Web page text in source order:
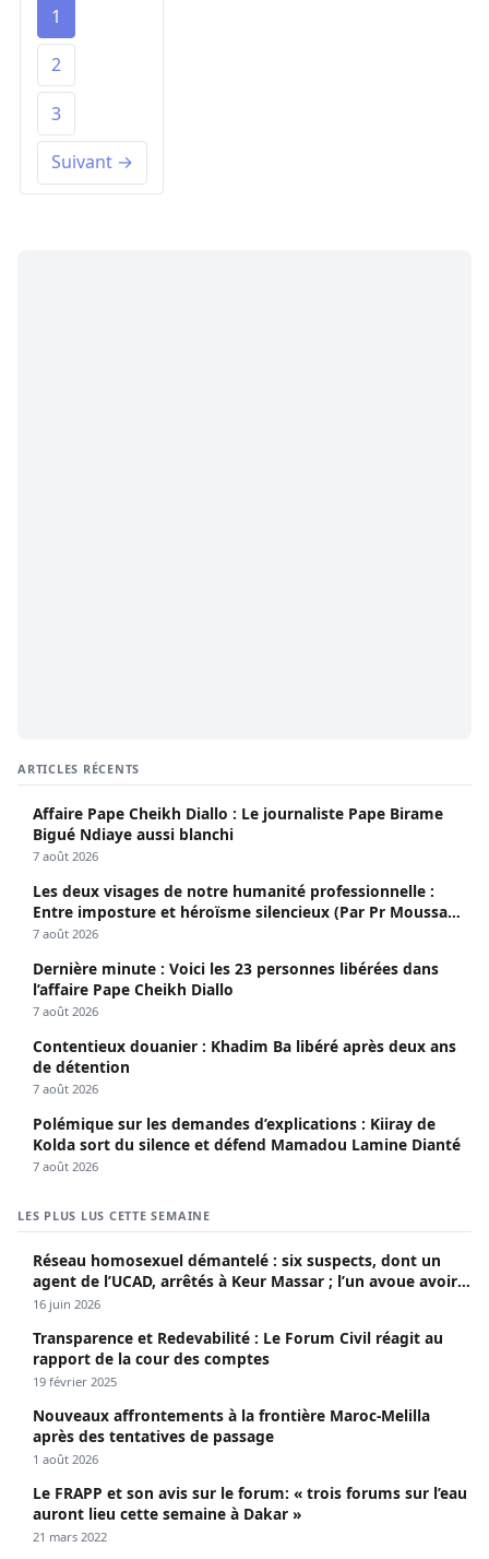
1
2
3
Suivant →
ARTICLES RÉCENTS
Affaire Pape Cheikh Diallo : Le journaliste Pape Birame
Bigué Ndiaye aussi blanchi
7 août 2026
Les deux visages de notre humanité professionnelle :
Entre imposture et héroïsme silencieux (Par Pr Moussa
Seydi)
7 août 2026
Dernière minute : Voici les 23 personnes libérées dans
l’affaire Pape Cheikh Diallo
7 août 2026
Contentieux douanier : Khadim Ba libéré après deux ans
de détention
7 août 2026
Polémique sur les demandes d’explications : Kiiray de
Kolda sort du silence et défend Mamadou Lamine Dianté
7 août 2026
LES PLUS LUS CETTE SEMAINE
Réseau homosexuel démantelé : six suspects, dont un
agent de l’UCAD, arrêtés à Keur Massar ; l’un avoue avoir
propagé le VIH depuis 2018
16 juin 2026
Transparence et Redevabilité : Le Forum Civil réagit au
rapport de la cour des comptes
19 février 2025
Nouveaux affrontements à la frontière Maroc-Melilla
après des tentatives de passage
1 août 2026
Le FRAPP et son avis sur le forum: « trois forums sur l’eau
auront lieu cette semaine à Dakar »
21 mars 2022